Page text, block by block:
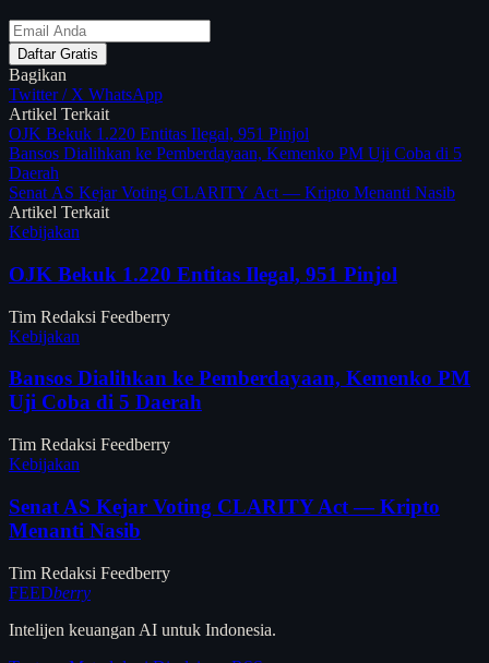
Daftar Gratis
Bagikan
Twitter / X WhatsApp
Artikel Terkait
OJK Bekuk 1.220 Entitas Ilegal, 951 Pinjol
Bansos Dialihkan ke Pemberdayaan, Kemenko PM Uji Coba di 5
Daerah
Senat AS Kejar Voting CLARITY Act — Kripto Menanti Nasib
Artikel Terkait
Kebijakan
OJK Bekuk 1.220 Entitas Ilegal, 951 Pinjol
Tim Redaksi Feedberry
Kebijakan
Bansos Dialihkan ke Pemberdayaan, Kemenko PM
Uji Coba di 5 Daerah
Tim Redaksi Feedberry
Kebijakan
Senat AS Kejar Voting CLARITY Act — Kripto
Menanti Nasib
Tim Redaksi Feedberry
FEEDberry
Intelijen keuangan AI untuk Indonesia.